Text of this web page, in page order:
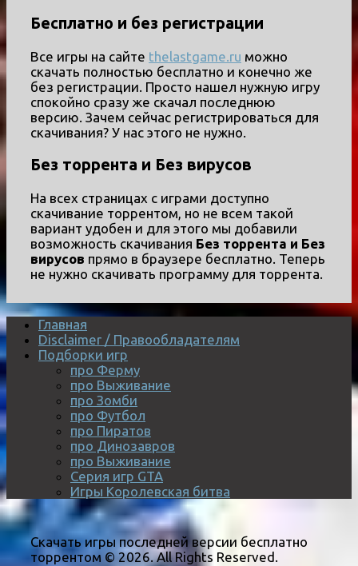
Бесплатно и без регистрации
Все игры на сайте thelastgame.ru можно
скачать полностью бесплатно и конечно же
без регистрации. Просто нашел нужную игру
спокойно сразу же скачал последнюю
версию. Зачем сейчас регистрироваться для
скачивания? У нас этого не нужно.
Без торрента и Без вирусов
На всех страницах с играми доступно
скачивание торрентом, но не всем такой
вариант удобен и для этого мы добавили
возможность скачивания Без торрента и Без
вирусов прямо в браузере бесплатно. Теперь
не нужно скачивать программу для торрента.
Главная
Disclaimer / Правообладателям
Подборки игр
про Ферму
про Выживание
про Зомби
про Футбол
про Пиратов
про Динозавров
про Выживание
Серия игр GTA
Игры Королевская битва
Скачать игры последней версии бесплатно
торрентом © 2026. All Rights Reserved.